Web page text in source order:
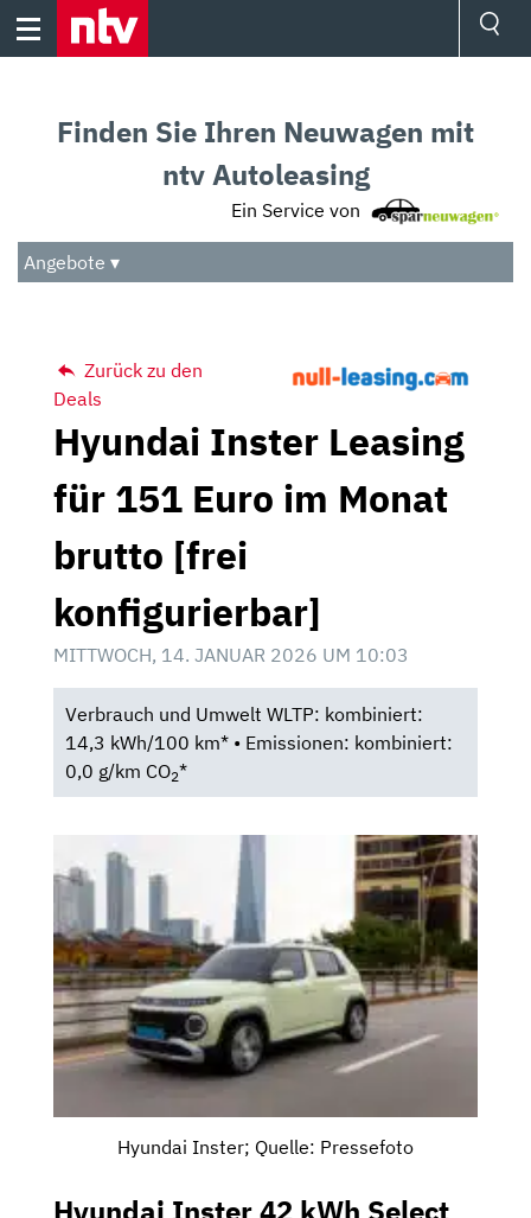
Skip
Audio
Das Beste
Finden Sie Ihren Neuwagen mit
ntv Autoleasing
Ein Service von
Angebote ▾
Zurück zu den
Deals
Hyundai Inster Leasing
für 151 Euro im Monat
brutto [frei
konfigurierbar]
MITTWOCH, 14. JANUAR 2026 UM 10:03
Verbrauch und Umwelt WLTP: kombiniert:
14,3 kWh/100 km* • Emissionen: kombiniert:
0,0 g/km CO2*
Hyundai Inster; Quelle: Pressefoto
Hyundai Inster 42 kWh Select